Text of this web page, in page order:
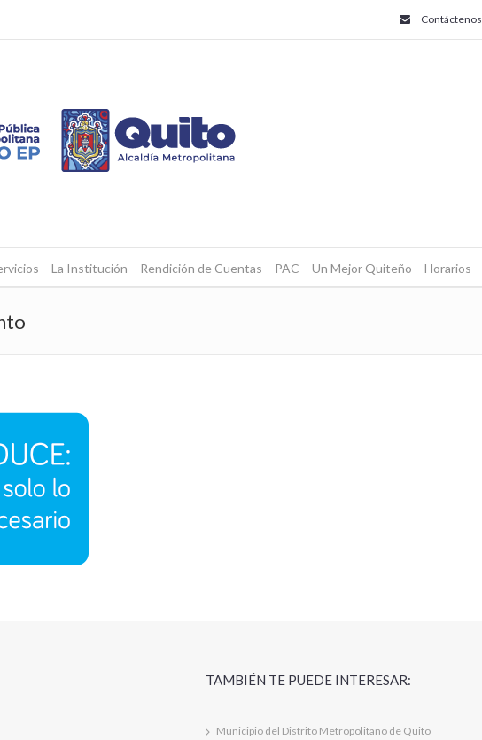
Contáctenos
La Institución Rendición de Cuentas PAC Un Mejor Quiteño Horarios
TAMBIÉN TE PUEDE INTERESAR:
Municipio del Distrito Metropolitano de Quito